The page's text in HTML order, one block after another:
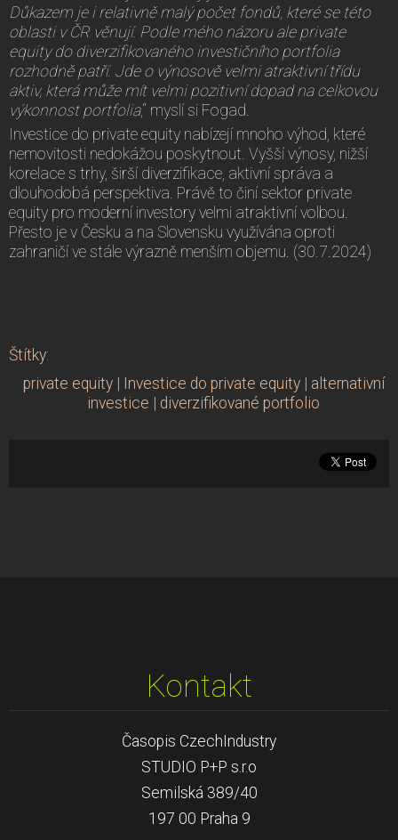
Důkazem je i relativně malý počet fondů, které se této
oblasti v ČR věnují. Podle mého názoru ale private
equity do diverzifikovaného investičního portfolia
rozhodně patří. Jde o výnosově velmi atraktivní třídu
aktiv, která může mít velmi pozitivní dopad na celkovou
výkonnost portfolia,“ myslí si Fogad.
Investice do private equity nabízejí mnoho výhod, které
nemovitosti nedokážou poskytnout. Vyšší výnosy, nižší
korelace s trhy, širší diverzifikace, aktivní správa a
dlouhodobá perspektiva. Právě to činí sektor private
equity pro moderní investory velmi atraktivní volbou.
Přesto je v Česku a na Slovensku využívána oproti
zahraničí ve stále výrazně menším objemu. (30.7.2024)
Štítky:
private equity
Investice do private equity
alternativní
investice
diverzifikované portfolio
Kontakt
Časopis CzechIndustry
STUDIO P+P s.r.o
Semilská 389/40
197 00 Praha 9